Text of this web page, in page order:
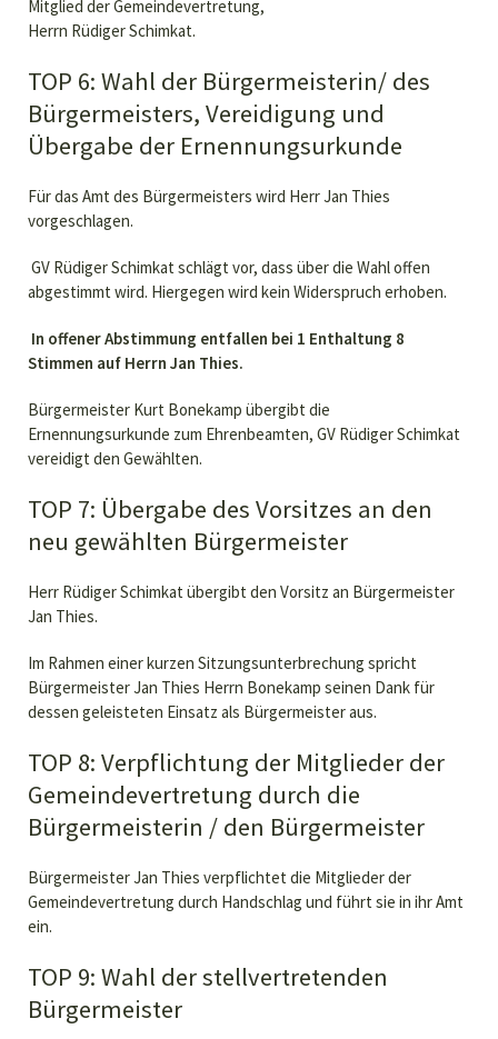
Mitglied der Gemeindevertretung,
Herrn Rüdiger Schimkat.
TOP 6: Wahl der Bürgermeisterin/ des
Bürgermeisters, Vereidigung und
Übergabe der Ernennungsurkunde
Für das Amt des Bürgermeisters wird Herr Jan Thies
vorgeschlagen.
GV Rüdiger Schimkat schlägt vor, dass über die Wahl offen
abgestimmt wird. Hiergegen wird kein Widerspruch erhoben.
In offener Abstimmung entfallen bei 1 Enthaltung 8
Stimmen auf Herrn Jan Thies.
Bürgermeister Kurt Bonekamp übergibt die
Ernennungsurkunde zum Ehrenbeamten, GV Rüdiger Schimkat
vereidigt den Gewählten.
TOP 7: Übergabe des Vorsitzes an den
neu gewählten Bürgermeister
Herr Rüdiger Schimkat übergibt den Vorsitz an Bürgermeister
Jan Thies.
Im Rahmen einer kurzen Sitzungsunterbrechung spricht
Bürgermeister Jan Thies Herrn Bonekamp seinen Dank für
dessen geleisteten Einsatz als Bürgermeister aus.
TOP 8: Verpflichtung der Mitglieder der
Gemeindevertretung durch die
Bürgermeisterin / den Bürgermeister
Bürgermeister Jan Thies verpflichtet die Mitglieder der
Gemeindevertretung durch Handschlag und führt sie in ihr Amt
ein.
TOP 9: Wahl der stellvertretenden
Bürgermeister